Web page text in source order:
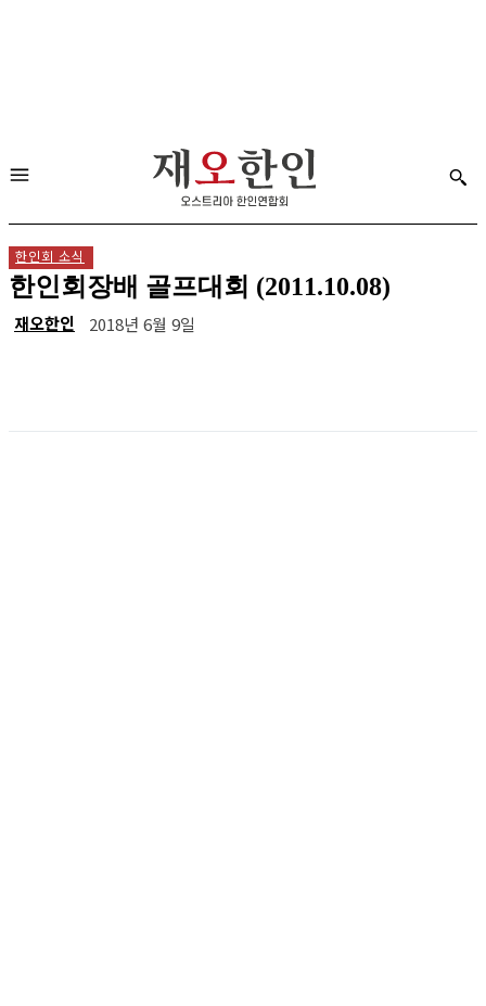
한인회 소식
한인회장배 골프대회 (2011.10.08)
재오한인 2018년 6월 9일